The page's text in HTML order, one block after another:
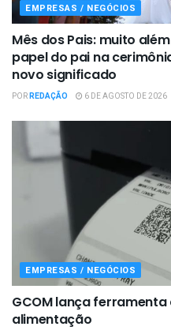
EMPRESAS / NEGÓCIOS
Mês dos Pais: muito
papel do pai na
novo significado
PORREDAÇÃO 6 DE AGOSTO DE 2026
EMPRESAS / NEGÓCIOS
GCOM lança
alimentação